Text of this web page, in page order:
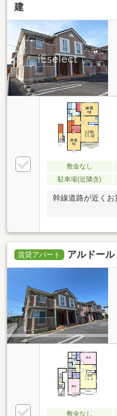
建
敷金なし
駐車場(近隣含)
幹線道路が近く
賃貸アパート アルドール
敷金なし